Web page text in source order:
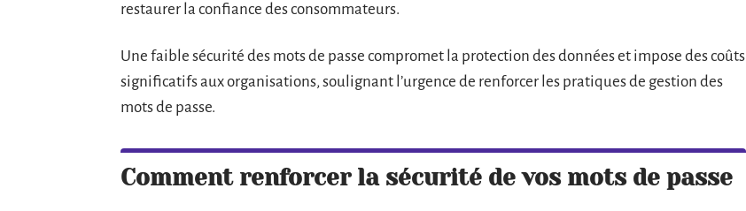
restaurer la confiance des consommateurs.
Une faible sécurité des mots de passe compromet la protection des données et impose des coûts
significatifs aux organisations, soulignant l’urgence de renforcer les pratiques de gestion des
mots de passe.
Comment renforcer la sécurité de vos mots de passe